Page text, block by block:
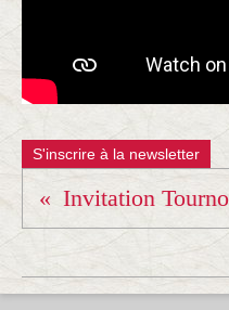
S'inscrire à la newsletter